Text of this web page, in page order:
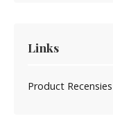
Links
Product Recensies